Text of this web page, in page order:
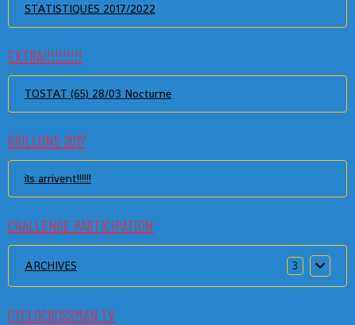
STATISTIQUES 2017/2022
EXTRA!!!!!!!!!!
TOSTAT (65) 28/03 Nocturne
GRILLONS 2017
ils arrivent!!!!!!
CHALLENGE PARTICIPATION
ARCHIVES 3
CYCLOCROSSMAN.TV